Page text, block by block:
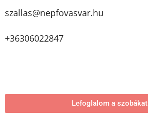
uh.ravsavofpen@sallazs
+36306022847
Lefoglalom a szobákat